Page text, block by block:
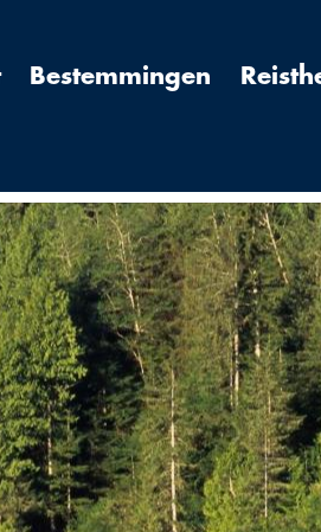
Bestemmingen